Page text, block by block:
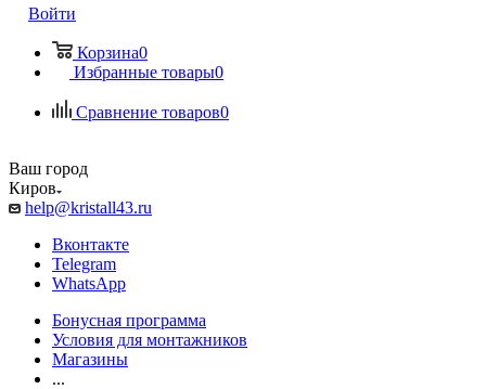
Войти
Корзина0
Избранные товары0
Сравнение товаров0
Ваш город
Киров
help@kristall43.ru
Вконтакте
Telegram
WhatsApp
Бонусная программа
Условия для монтажников
Магазины
...